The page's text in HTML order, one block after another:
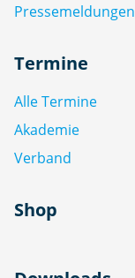
Pressemeldungen
Termine
Alle Termine
Akademie
Verband
Shop